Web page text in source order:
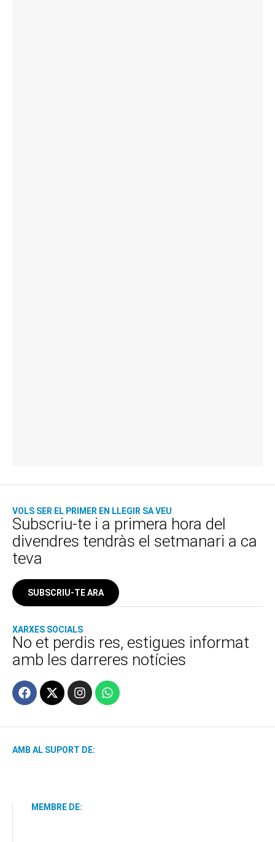
VOLS SER EL PRIMER EN LLEGIR SA VEU
Subscriu-te i a primera hora del
divendres tendràs el setmanari a ca
teva
SUBSCRIU-TE ARA
XARXES SOCIALS
No et perdis res, estigues informat
amb les darreres notícies
AMB AL SUPORT DE:
MEMBRE DE: